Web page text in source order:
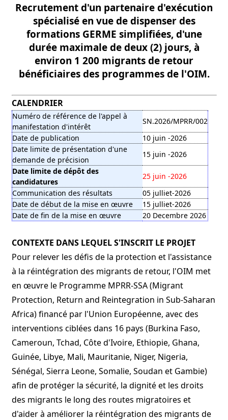
Recrutement d'un partenaire d'exécution
spécialisé en vue de dispenser des
formations GERME simplifiées, d'une
durée maximale de deux (2) jours, à
environ 1 200 migrants de retour
bénéficiaires des programmes de l'OIM.
CALENDRIER
Numéro de référence de l'appel à
manifestation d'intérêt
SN.2026/MPRR/002
Date de publication
10 juin -2026
Date limite de présentation d'une
demande de précision
15 juin -2026
Date limite de dépôt des
candidatures
25 juin -2026
Communication des résultats
05 julliet-2026
Date de début de la mise en œuvre
15 julliet-2026
Date de fin de la mise en œuvre
20 Decembre 2026
CONTEXTE DANS LEQUEL S'INSCRIT LE PROJET
Pour relever les défis de la protection et l'assistance
à la réintégration des migrants de retour, l'OIM met
en œuvre le Programme MPRR-SSA (Migrant
Protection, Return and Reintegration in Sub-Saharan
Africa) financé par l'Union Européenne, avec des
interventions ciblées dans 16 pays (Burkina Faso,
Cameroun, Tchad, Côte d'Ivoire, Ethiopie, Ghana,
Guinée, Libye, Mali, Mauritanie, Niger, Nigeria,
Sénégal, Sierra Leone, Somalie, Soudan et Gambie)
afin de protéger la sécurité, la dignité et les droits
des migrants le long des routes migratoires et
d'aider à améliorer la réintégration des migrants de